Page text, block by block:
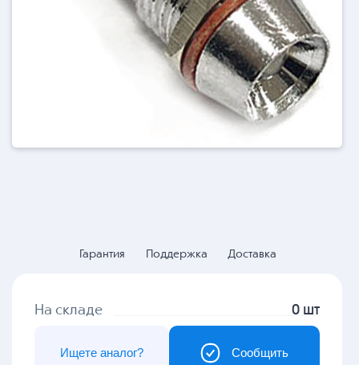
Гарантия Поддержка Доставка
На складе 0 шт
Сообщить
Ищете аналог?